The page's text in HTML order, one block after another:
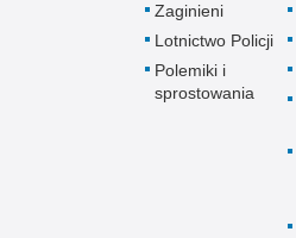
Zaginieni
Lotnictwo Policji
Polemiki i
sprostowania